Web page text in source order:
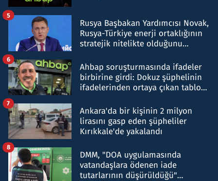
Rusya Başbakan Yardımcısı Novak,
Rusya-Türkiye enerji ortaklığının
stratejik nitelikte olduğunu
5
Ahbap soruşturmasında ifadeler
birbirine girdi: Dokuz şüphelinin
ifadelerinden ortaya çıkan tablo
6
Ankara'da bir kişinin 2 milyon
lirasını gasp eden şüpheliler
Kırıkkale'de yakalandı
7
DMM, "DOA uygulamasında
vatandaşlara ödenen iade
tutarlarının düşürüldüğü"
8